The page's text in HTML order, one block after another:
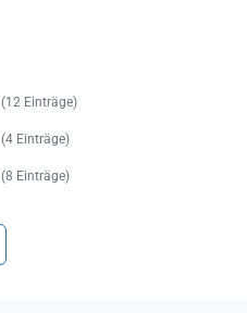
(12 Einträge)
(4 Einträge)
(8 Einträge)